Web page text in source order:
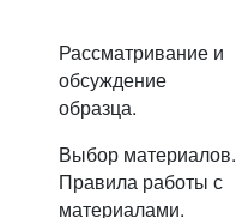
Рассматривание и
обсуждение
образца.
Выбор материалов.
Правила работы с
материалами.